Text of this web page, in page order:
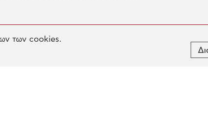
Ίδρυμα
των cookies.